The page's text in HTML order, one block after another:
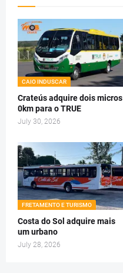
CAIO INDUSCAR
Crateús adquire dois micros
0km para o TRUE
July 30, 2026
FRETAMENTO E TURISMO
Costa do Sol adquire mais
um urbano
July 28, 2026